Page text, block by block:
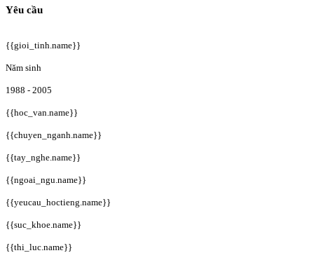
Yêu cầu
{{gioi_tinh.name}}
Năm sinh
1988 - 2005
{{hoc_van.name}}
{{chuyen_nganh.name}}
{{tay_nghe.name}}
{{ngoai_ngu.name}}
{{yeucau_hoctieng.name}}
{{suc_khoe.name}}
{{thi_luc.name}}